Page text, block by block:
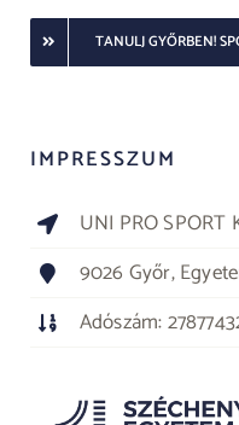
TANULJ GYŐRBEN!
IMPRESSZUM
UNI PRO SPORT
9026 Győr,
Adószám: